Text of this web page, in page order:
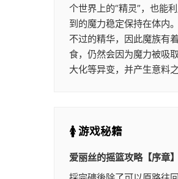
个世界上的“精灵”，也能
到的魔力稳定保持在体内
不过的精华，因此魔族有
食，仍然会因为魔力被吸
大化等异变，并产生意料
🚺 游戏秘籍
爱丽丝的摇篮攻略【序章】